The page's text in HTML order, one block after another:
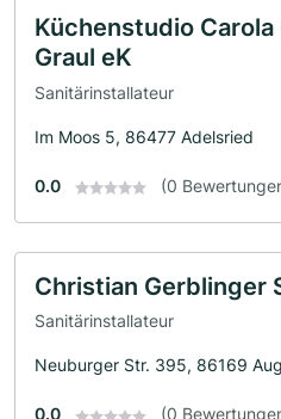
Küchenstudio Carola
Graul eK
Sanitärinstallateur
Im Moos 5, 86477 Adelsried
0.0 (0
Christian Gerblinger
Sanitärinstallateur
Neuburger Str. 395, 86169
0.0 (0